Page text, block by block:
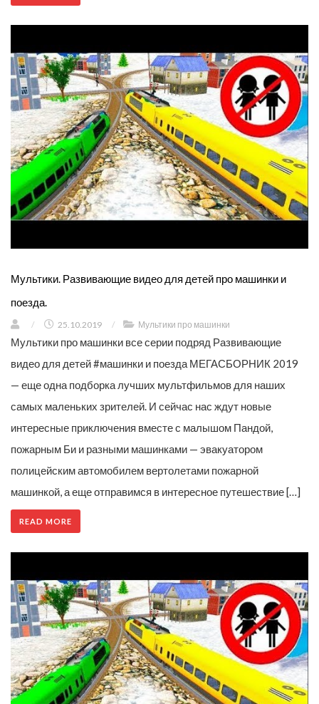
Мультики. Развивающие видео для детей про машинки и
поезда.
/ 25.10.2019 / Мультики про машинки
Мультики про машинки все серии подряд Развивающие
видео для детей #машинки и поезда МЕГАСБОРНИК 2019
— еще одна подборка лучших мультфильмов для наших
самых маленьких зрителей. И сейчас нас ждут новые
интересные приключения вместе с малышом Пандой,
пожарным Би и разными машинками — эвакуатором
полицейским автомобилем вертолетами пожарной
машинкой, а еще отправимся в интересное путешествие […]
READ MORE